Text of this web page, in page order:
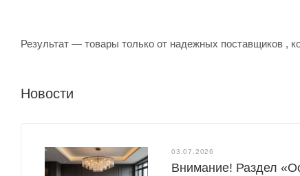
Результат — товары только от надежных поставщиков ,
Новости
03.07.2026
Внимание! Раздел